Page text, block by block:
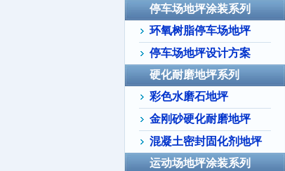
停车场地坪涂装系列
环氧树脂停车场地坪
停车场地坪设计方案
硬化耐磨地坪系列
彩色水磨石地坪
金刚砂硬化耐磨地坪
混凝土密封固化剂地坪
运动场地坪涂装系列